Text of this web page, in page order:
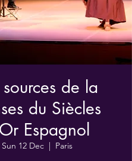
sources de la
du Siècles
Espagnol
Sun 12 Dec
  |
Paris